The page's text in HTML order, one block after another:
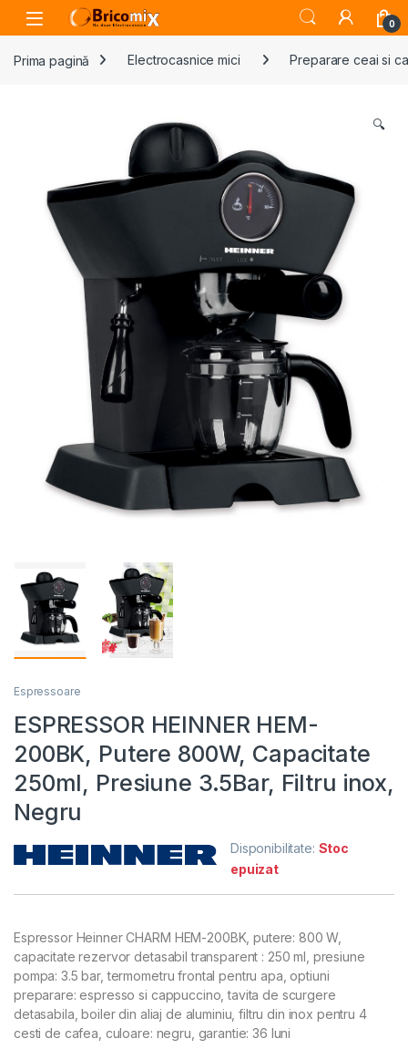
Skip to navigation
Skip to content
Open 0
Prima pagină Electrocasnice mici Preparare ceai si
🔍
Espressoare
ESPRESSOR HEINNER HEM-
200BK, Putere 800W, Capacitate
250ml, Presiune 3.5Bar, Filtru inox,
Negru
Disponibilitate: Stoc
epuizat
Espressor Heinner CHARM HEM-200BK, putere: 800 W,
capacitate rezervor detasabil transparent : 250 ml, presiune
pompa: 3.5 bar, termometru frontal pentru apa, optiuni
preparare: espresso si cappuccino, tavita de scurgere
detasabila, boiler din aliaj de aluminiu, filtru din inox pentru 4
cesti de cafea, culoare: negru, garantie: 36 luni